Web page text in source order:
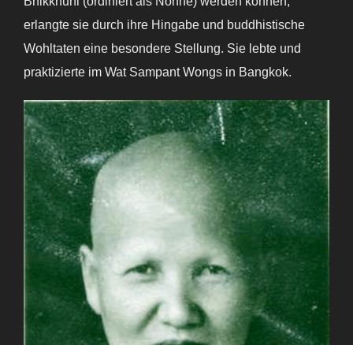
erlangte sie durch ihre Hingabe und buddhistische
Wohltaten eine besondere Stellung. Sie lebte und
praktizierte im Wat Sampant Wongs in Bangkok.